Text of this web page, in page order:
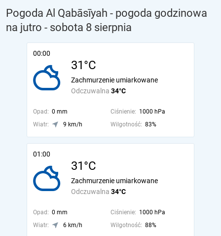
Pogoda Al Qabāsīyah - pogoda godzinowa
na jutro - sobota 8 sierpnia
00:00
31°C
Odczuwalna 34°C
Zachmurzenie umiarkowane
Opad: 0 mm Ciśnienie: 1000 hPa
Wiatr:
9 km/h Wilgotność: 83%
01:00
31°C
Odczuwalna 34°C
Zachmurzenie umiarkowane
Opad: 0 mm Ciśnienie: 1000 hPa
Wiatr:
6 km/h Wilgotność: 88%